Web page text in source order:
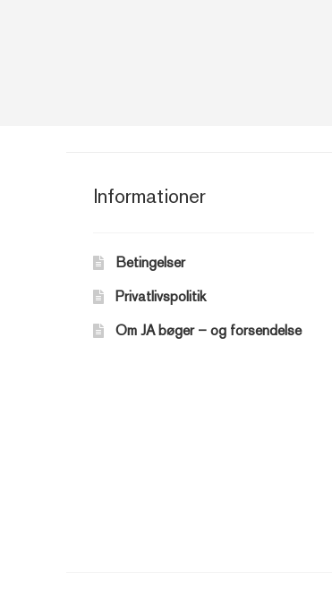
Informationer
Betingelser
Privatlivspolitik
Om JA bøger – og forsendelse